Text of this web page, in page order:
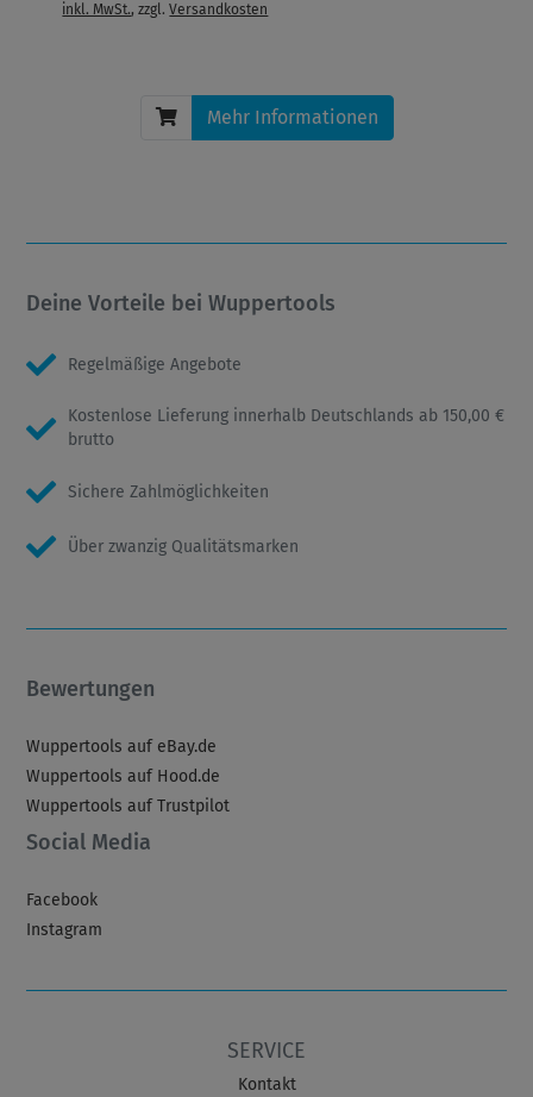
inkl. MwSt., zzgl.Versandkosten
Mehr Informationen
Deine Vorteile bei Wuppertools
Regelmäßige Angebote
Kostenlose Lieferung innerhalb Deutschlands ab 150,00 €
brutto
Sichere Zahlmöglichkeiten
Über zwanzig Qualitätsmarken
Bewertungen
Wuppertools auf eBay.de
Wuppertools auf Hood.de
Wuppertools auf Trustpilot
Social Media
Facebook
Instagram
SERVICE
Kontakt